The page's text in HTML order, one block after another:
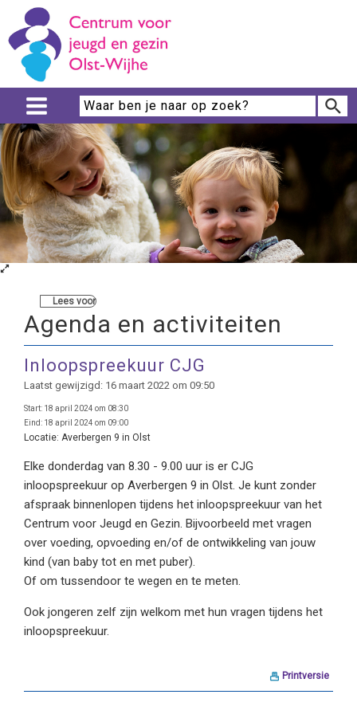
Lees voor
Agenda en activiteiten
Inloopspreekuur CJG
Laatst gewijzigd: 16 maart 2022 om 09:50
Start: 18 april 2024 om 08:30
Eind: 18 april 2024 om 09:00
Locatie: Averbergen 9 in Olst
Elke donderdag van 8.30 - 9.00 uur is er CJG
inloopspreekuur op Averbergen 9 in Olst. Je kunt zonder
afspraak binnenlopen tijdens het inloopspreekuur van het
Centrum voor Jeugd en Gezin. Bijvoorbeeld met vragen
over voeding, opvoeding en/of de ontwikkeling van jouw
kind (van baby tot en met puber).
Of om tussendoor te wegen en te meten.
Ook jongeren zelf zijn welkom met hun vragen tijdens het
inloopspreekuur.
Printversie